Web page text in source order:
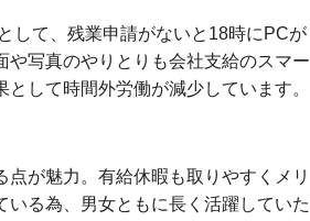
して、残業申請がないと18時にPCが
や写真のやりとりも会社支給のスマー
して時間外労働が減少しています。
が魅力。有給休暇も取りやすくメリ
る為、男女ともに長く活躍していた